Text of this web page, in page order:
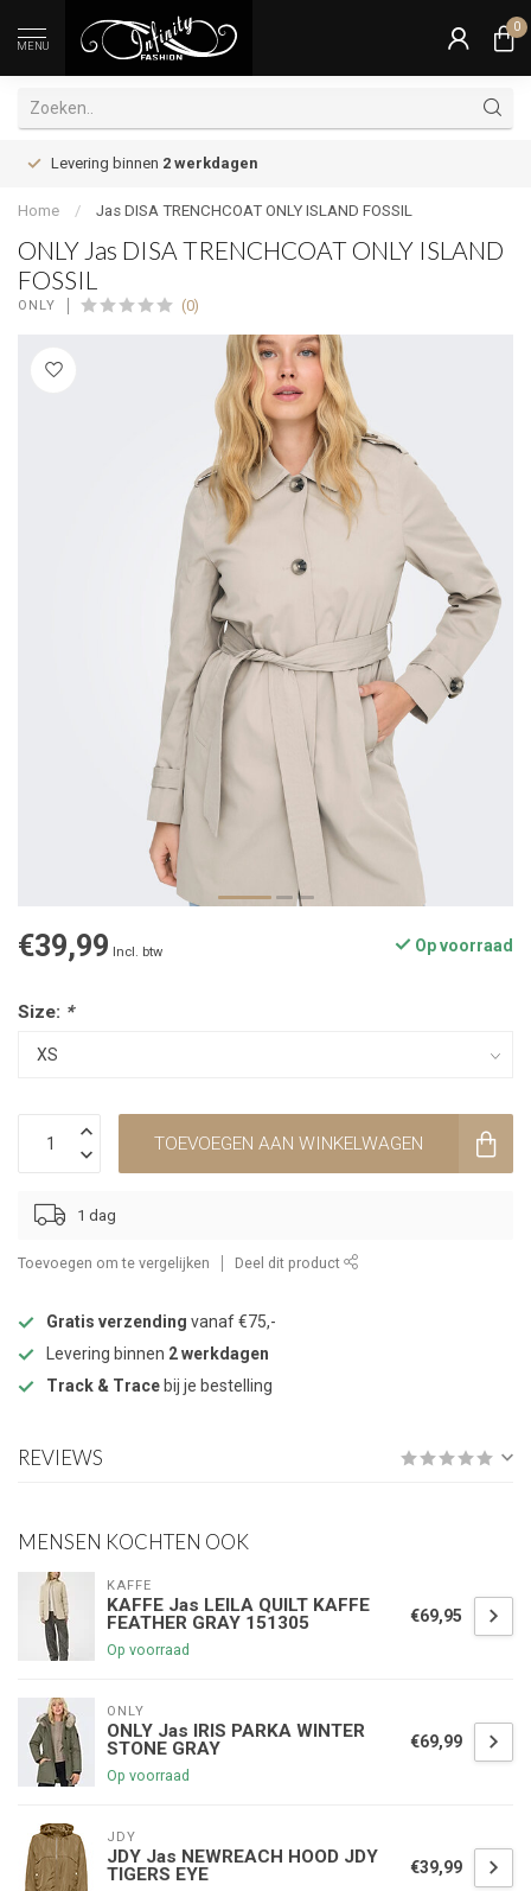
MENU
0
Levering binnen 2 werkdagen
Home / Jas DISA TRENCHCOAT ONLY ISLAND FOSSIL
ONLY Jas DISA TRENCHCOAT ONLY ISLAND
FOSSIL
ONLY (0)
€39,99 Incl. btw Op voorraad
Size: *
TOEVOEGEN AAN WINKELWAGEN
1 dag
Toevoegen om te vergelijken Deel dit product
Gratis verzending vanaf €75,-
Levering binnen 2 werkdagen
Track & Trace bij je bestelling
REVIEWS
MENSEN KOCHTEN OOK
KAFFE
KAFFE Jas LEILA QUILT KAFFE
FEATHER GRAY 151305
Op voorraad
€69,95
ONLY
ONLY Jas IRIS PARKA WINTER
STONE GRAY
Op voorraad
€69,99
JDY
JDY Jas NEWREACH HOOD JDY
TIGERS EYE
€39,99